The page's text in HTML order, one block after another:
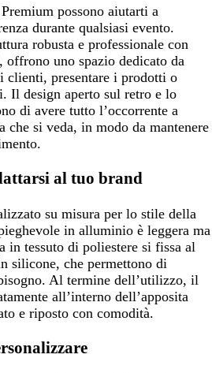
possono aiutarti a
durante qualsiasi evento.
robusta e professionale con
offrono uno spazio dedicato da
clienti, presentare i prodotti o
Il design aperto sul retro e lo
di avere tutto l’occorrente a
che si veda, in modo da mantenere
al tuo brand
su misura per lo stile della
in alluminio è leggera ma
in tessuto di poliestere si fissa al
silicone, che permettono di
Al termine dell’utilizzo, il
all’interno dell’apposita
e riposto con comodità.